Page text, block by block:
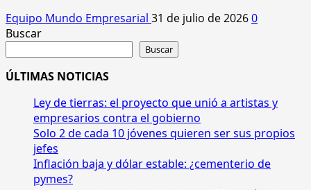
Equipo Mundo Empresarial 31 de julio de 20260
Buscar
Buscar
ÚLTIMAS NOTICIAS
Ley de tierras: el proyecto que unió a artistas y
empresarios contra el gobierno
Solo 2 de cada 10 jóvenes quieren ser sus propios
jefes
Inflación baja y dólar estable: ¿cementerio de
pymes?